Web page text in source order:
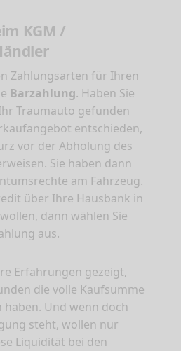
KGM /
Zahlungsarten für Ihren
Barzahlung. Haben Sie
Traumauto gefunden
entschieden,
vor der Abholung des
Sie haben dann
am Fahrzeug.
über Ihre Hausbank in
dann wählen Sie
aus.
Erfahrungen gezeigt,
die volle Kaufsumme
haben. Und wenn doch
steht, wollen nur
Liquidität bei den